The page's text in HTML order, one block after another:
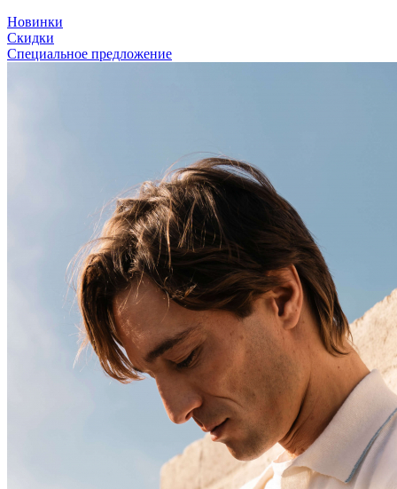
Новинки
Скидки
Специальное предложение